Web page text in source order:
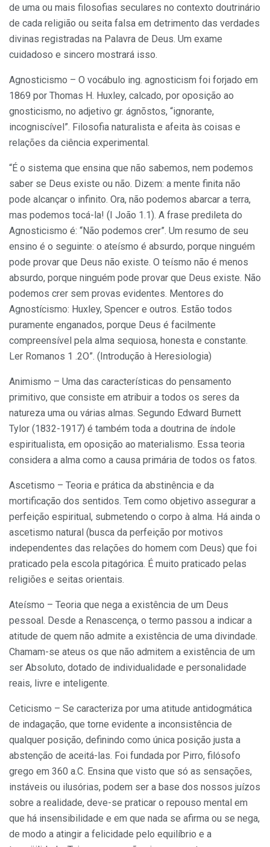
de uma ou mais filosofias seculares no contexto doutrinário
de cada religião ou seita falsa em detrimento das verdades
divinas registradas na Palavra de Deus. Um exame
cuidadoso e sincero mostrará isso.
Agnosticismo – O vocábulo ing. agnosticism foi forjado em
1869 por Thomas H. Huxley, calcado, por oposição ao
gnosticismo, no adjetivo gr. ágnõstos, “ignorante,
incogniscível”. Filosofia naturalista e afeita às coisas e
relações da ciência experimental.
“É o sistema que ensina que não sabemos, nem podemos
saber se Deus existe ou não. Dizem: a mente finita não
pode alcançar o infinito. Ora, não podemos abarcar a terra,
mas podemos tocá-la! (I João 1.1). A frase predileta do
Agnosticismo é: “Não podemos crer”. Um resumo de seu
ensino é o seguinte: o ateísmo é absurdo, porque ninguém
pode provar que Deus não existe. O teísmo não é menos
absurdo, porque ninguém pode provar que Deus existe. Não
podemos crer sem provas evidentes. Mentores do
Agnostícismo: Huxley, Spencer e outros. Estão todos
puramente enganados, porque Deus é facilmente
compreensível pela alma sequiosa, honesta e constante.
Ler Romanos 1 .2O”. (Introdução à Heresiologia)
Animismo – Uma das características do pensamento
primitivo, que consiste em atribuir a todos os seres da
natureza uma ou várias almas. Segundo Edward Burnett
Tylor (1832-1917) é também toda a doutrina de índole
espiritualista, em oposição ao materialismo. Essa teoria
considera a alma como a causa primária de todos os fatos.
Ascetismo – Teoria e prática da abstinência e da
mortificação dos sentidos. Tem como objetivo assegurar a
perfeição espiritual, submetendo o corpo à alma. Há ainda o
ascetismo natural (busca da perfeição por motivos
independentes das relações do homem com Deus) que foi
praticado pela escola pitagórica. É muito praticado pelas
religiões e seitas orientais.
Ateísmo – Teoria que nega a existência de um Deus
pessoal. Desde a Renascença, o termo passou a indicar a
atitude de quem não admite a existência de uma divindade.
Chamam-se ateus os que não admitem a existência de um
ser Absoluto, dotado de individualidade e personalidade
reais, livre e inteligente.
Ceticismo – Se caracteriza por uma atitude antidogmática
de indagação, que torne evidente a inconsistência de
qualquer posição, definindo como única posição justa a
abstenção de aceitá-las. Foi fundada por Pirro, filósofo
grego em 360 a.C. Ensina que visto que só as sensações,
instáveis ou ilusórias, podem ser a base dos nossos juízos
sobre a realidade, deve-se praticar o repouso mental em
que há insensibilidade e em que nada se afirma ou se nega,
de modo a atingir a felicidade pelo equilíbrio e a